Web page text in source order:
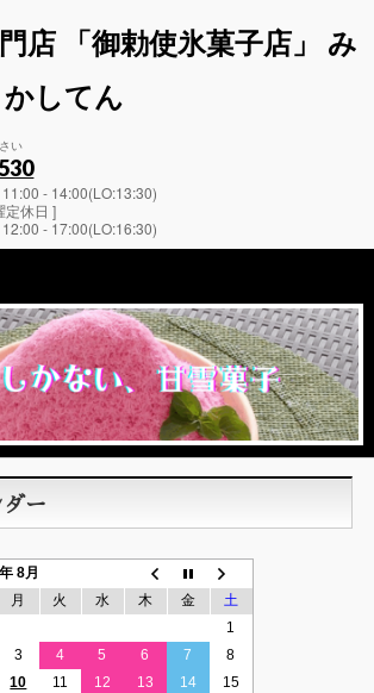
店 「御勅使氷菓子店」 み
してん
い
- 14:00(LO:13:30)
日 ]
- 17:00(LO:16:30)
ー
8月
月 火 水 木 金
土
1
3 4 5 6 7
8
10 11 12 13 14
15